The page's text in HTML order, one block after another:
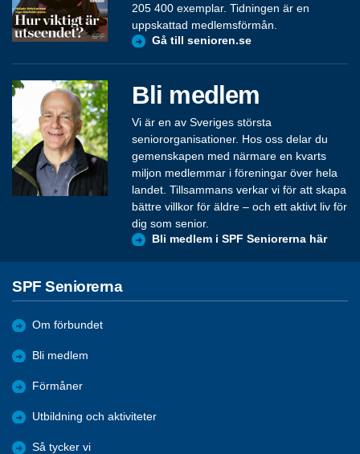
205 400 exemplar. Tidningen är en
uppskattad medlemsförmån.
Gå till senioren.se
Bli medlem
Vi är en av Sveriges största
seniororganisationer. Hos oss delar du
gemenskapen med närmare en kvarts
miljon medlemmar i föreningar över hela
landet. Tillsammans verkar vi för att skapa
bättre villkor för äldre – och ett aktivt liv för
dig som senior.
Bli medlem i SPF Seniorerna här
SPF Seniorerna
Om förbundet
Bli medlem
Förmåner
Utbildning och aktiviteter
Så tycker vi